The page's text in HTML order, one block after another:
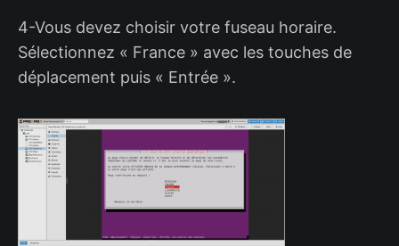
4-Vous devez choisir votre fuseau horaire.
Sélectionnez « France » avec les touches de
déplacement puis « Entrée ».